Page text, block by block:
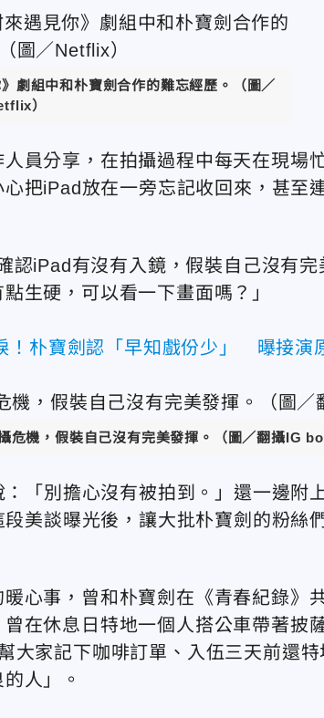
劇組中和朴寶劍合作的難忘經歷。（圖／
）
員分享，在拍攝過程中每天在現場
把iPad放在一旁忘記收回來，甚至
認iPad有沒有入鏡，假裝自己沒有完
生硬，可以看一下畫面嗎？」
！朴寶劍認「早知戲份少」 曝接演
危機，假裝自己沒有完美發揮。（圖／翻攝IG
「別擔心沒有被拍到。」還一邊附
美談曝光後，讓大批朴寶劍的粉絲
心事，曾和朴寶劍在《青春紀錄》
在休息日特地一個人搭公車帶著披
大家記下咖啡訂單、入伍三天前還
人」。